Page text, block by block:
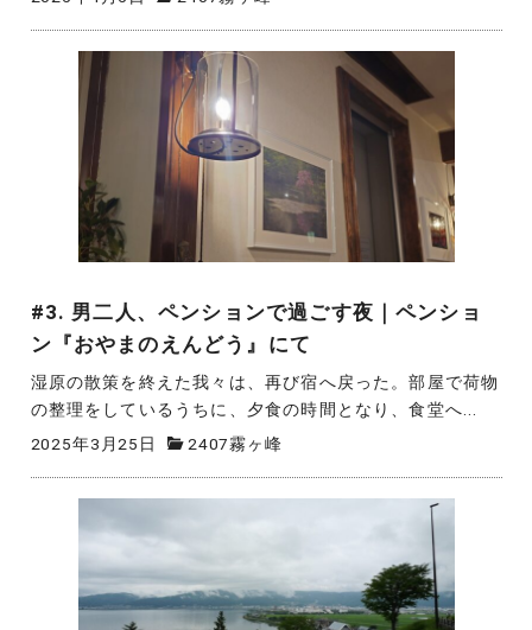
#3. 男二人、ペンションで過ごす夜｜ペンショ
ン『おやまのえんどう』にて
湿原の散策を終えた我々は、再び宿へ戻った。部屋で荷物
の整理をしているうちに、夕食の時間となり、食堂へ...
2025年3月25日 2407霧ヶ峰